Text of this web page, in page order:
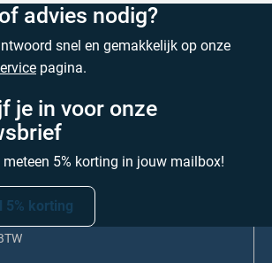
advies nodig?
snel en gemakkelijk op onze
pagina.
je in voor onze
meteen 5% korting in jouw mailbox!
5% korting